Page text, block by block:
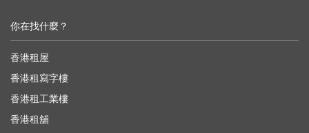
你在找什麼？
香港租屋
香港租寫字樓
香港租工業樓
香港租舖